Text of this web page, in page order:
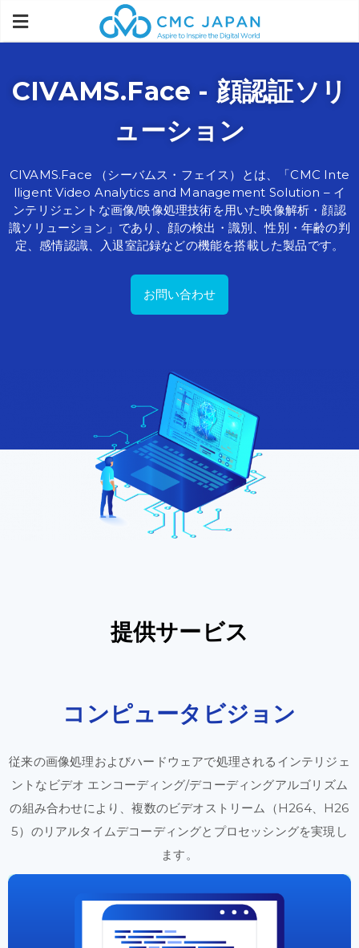
CIVAMS.Face - 顔認証ソリ
ューション
CIVAMS.Face （シーバムス・フェイス） とは、
「CMC Inte
lligent Video Analytics and Management Solution – イ
ンテリジェントな画像/映像処理技術を用いた映像解析 ・顔認
識ソリューション」であり 、顔の検出 ・識別、性別 ・年齢の判
定 、感情認識、入退室記録などの機能を搭載した製品です。
お問い合わせ
提供サービス
コンピュータ ビジョン
従来の画像処理およびハードウェアで処理される インテリジェ
ントな ビデオ エンコーディング/デコーディングアルゴリズム
の組み合わせにより、複数のビデオストリーム （H264、H26
5）のリアルタイムデコーディングと プロセッシングを実現 し
ます。